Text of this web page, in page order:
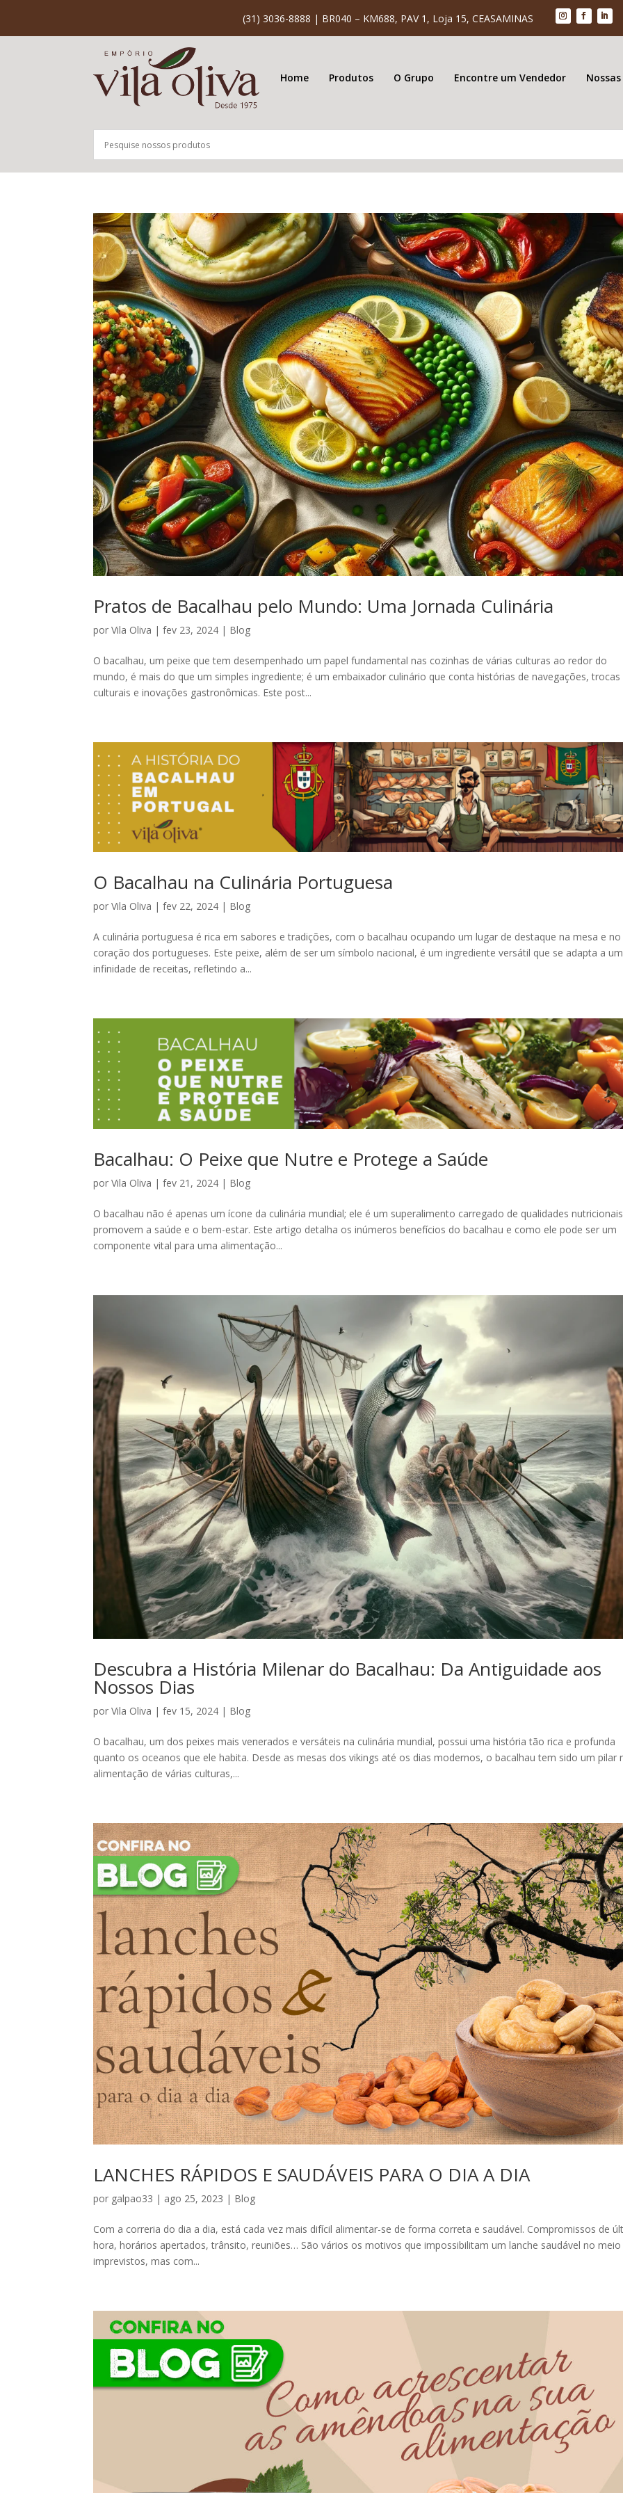
(31) 3036-8888 | BR040 – KM688, PAV 1, Loja 15, CEASAMINAS
Home Produtos O Grupo Encontre um Vendedor
Pratos de Bacalhau pelo Mundo: Uma Jornada Culinária
porVila Oliva |fev 23, 2024 | Blog
O bacalhau, um peixe que tem desempenhado um papel fundamental nas cozinhas de várias culturas ao redor do
mundo, é mais do que um simples ingrediente; é um embaixador culinário que conta histórias de navegações, trocas
culturais e inovações gastronômicas. Este post...
O Bacalhau na Culinária Portuguesa
porVila Oliva |fev 22, 2024 | Blog
A culinária portuguesa é rica em sabores e tradições, com o bacalhau ocupando um lugar de destaque na mesa e no
coração dos portugueses. Este peixe, além de ser um símbolo nacional, é um ingrediente versátil que se adapta a
infinidade de receitas, refletindo a...
Bacalhau: O Peixe que Nutre e Protege a Saúde
porVila Oliva |fev 21, 2024 | Blog
O bacalhau não é apenas um ícone da culinária mundial; ele é um superalimento carregado de qualidades
promovem a saúde e o bem-estar. Este artigo detalha os inúmeros benefícios do bacalhau e como ele pode ser um
componente vital para uma alimentação...
Descubra a História Milenar do Bacalhau: Da Antiguidade aos
Nossos Dias
porVila Oliva |fev 15, 2024 | Blog
O bacalhau, um dos peixes mais venerados e versáteis na culinária mundial, possui uma história tão rica e profunda
quanto os oceanos que ele habita. Desde as mesas dos vikings até os dias modernos, o bacalhau tem sido um pilar
alimentação de várias culturas,...
LANCHES RÁPIDOS E SAUDÁVEIS PARA O DIA A DIA
por galpao33 | ago 25, 2023 | Blog
Com a correria do dia a dia, está cada vez mais difícil alimentar-se de forma correta e saudável. Compromissos de
hora, horários apertados, trânsito, reuniões… São vários os motivos que impossibilitam um lanche saudável no
imprevistos, mas com...